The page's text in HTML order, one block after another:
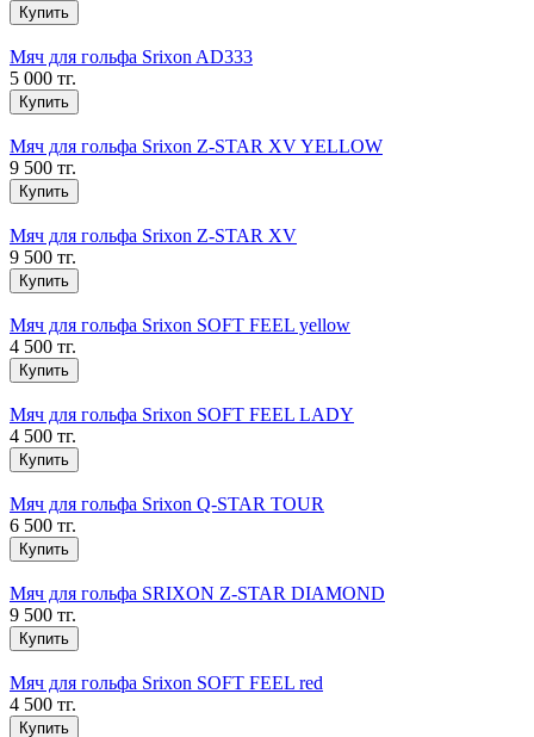
Купить
Мяч для гольфа Srixon AD333
5 000 тг.
Купить
Мяч для гольфа Srixon Z-STAR XV YELLOW
9 500 тг.
Купить
Мяч для гольфа Srixon Z-STAR XV
9 500 тг.
Купить
Мяч для гольфа Srixon SOFT FEEL yellow
4 500 тг.
Купить
Мяч для гольфа Srixon SOFT FEEL LADY
4 500 тг.
Купить
Мяч для гольфа Srixon Q-STAR TOUR
6 500 тг.
Купить
Мяч для гольфа SRIXON Z-STAR DIAMOND
9 500 тг.
Купить
Мяч для гольфа Srixon SOFT FEEL red
4 500 тг.
Купить